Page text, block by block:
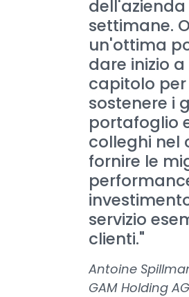
settimane.
un'ottima
dare inizio
capitolo per
sostenere i
portafoglio
colleghi nel
fornire le
servizio
clienti."
Antoine
GAM Holding AG